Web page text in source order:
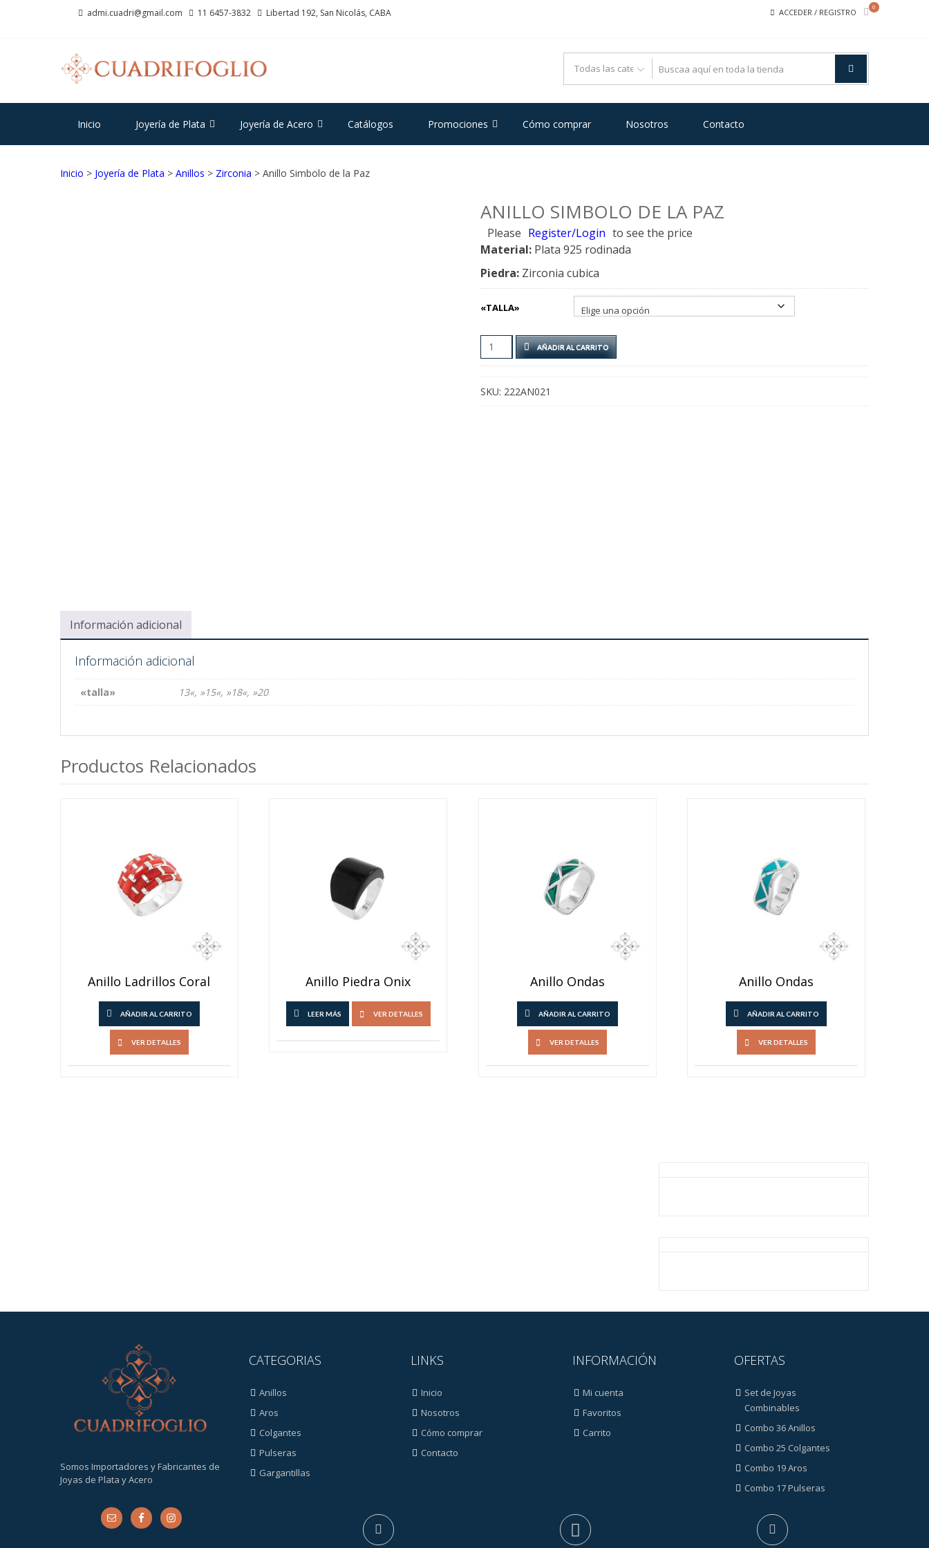
admi.cuadri@gmail.com 11 6457-3832 Libertad 192, San Nicolás, CABA ACCEDER / REGISTRO
0
Inicio Joyería de Plata Joyería de Acero Catálogos Promociones Cómo comprar Nosotros Contacto
Inicio > Joyería de Plata > Anillos > Zirconia > Anillo Simbolo de la Paz
ANILLO SIMBOLO DE LA PAZ
Please Register/Login to see the price
Material: Plata 925 rodinada
Piedra: Zirconia cubica
«TALLA»
ANILLO
SIMBOLO
DE
LA
PAZ
CANTIDAD
AÑADIR AL CARRITO
SKU: 222AN021
Información adicional
Información adicional
«talla» 13«, »15«, »18«, »20
Productos Relacionados
Anillo Ladrillos Coral
AÑADIR AL CARRITO
VER DETALLES
Anillo Piedra Onix
LEER MÁS VER DETALLES
Anillo Ondas
AÑADIR AL CARRITO
VER DETALLES
Anillo Ondas
AÑADIR AL CARRITO
VER DETALLES
Somos Importadores y Fabricantes de
Joyas de Plata y Acero
CATEGORIAS
Anillos
Aros
Colgantes
Pulseras
Gargantillas
LINKS
Inicio
Nosotros
Cómo comprar
Contacto
INFORMACIÓN
Mi cuenta
Favoritos
Carrito
OFERTAS
Set de Joyas
Combinables
Combo 36 Anillos
Combo 25 Colgantes
Combo 19 Aros
Combo 17 Pulseras